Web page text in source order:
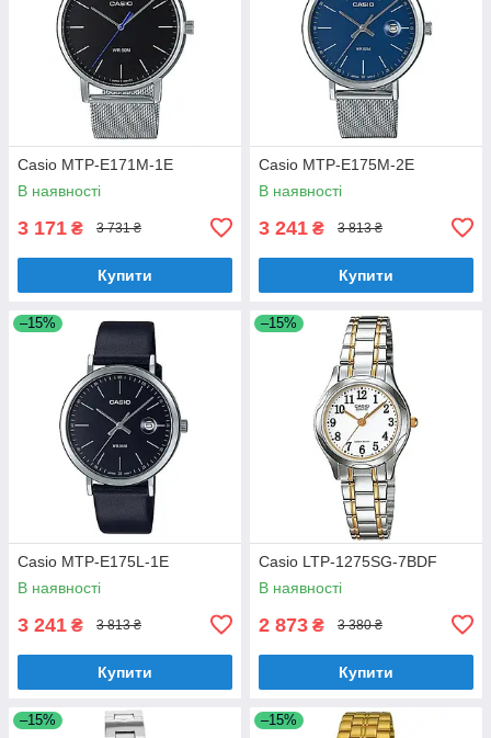
Casio MTP-E171M-1E
В наявності
3 171 ₴ 3 731 ₴
Купити
Casio MTP-E175M-2E
В наявності
3 241 ₴ 3 813 ₴
Купити
–15%
Casio MTP-E175L-1E
В наявності
3 241 ₴ 3 813 ₴
Купити
–15%
Casio LTP-1275SG-7BDF
В наявності
2 873 ₴ 3 380 ₴
Купити
–15% –15%